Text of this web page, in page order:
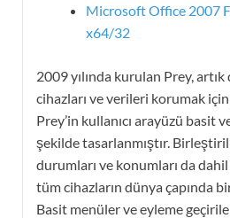
Microsoft Office 2007
x64/32
2009 yılında kurulan Prey, artık
cihazları ve verileri korumak
Prey’in kullanıcı arayüzü basit
şekilde tasarlanmıştır.
durumları ve konumları da
tüm cihazların dünya çapında
Basit menüler ve eyleme